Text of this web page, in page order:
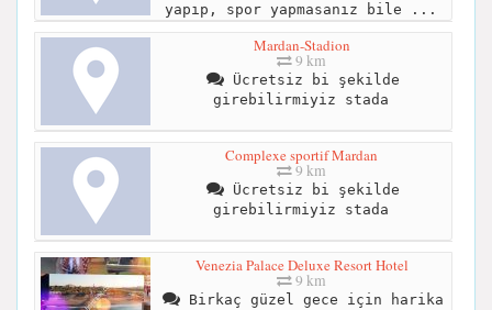
yapıp, spor yapmasanız bile ...
Mardan-Stadion
9 km
Ücretsiz bi şekilde
girebilirmiyiz stada
Complexe sportif Mardan
9 km
Ücretsiz bi şekilde
girebilirmiyiz stada
Venezia Palace Deluxe Resort Hotel
9 km
Birkaç güzel gece için harika